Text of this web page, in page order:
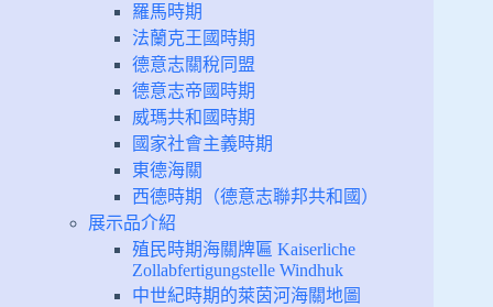
羅馬時期
法蘭克王國時期
德意志關稅同盟
德意志帝國時期
威瑪共和國時期
國家社會主義時期
東德海關
西德時期（德意志聯邦共和國）
展示品介紹
殖民時期海關牌匾 Kaiserliche
Zollabfertigungstelle Windhuk
中世紀時期的萊茵河海關地圖